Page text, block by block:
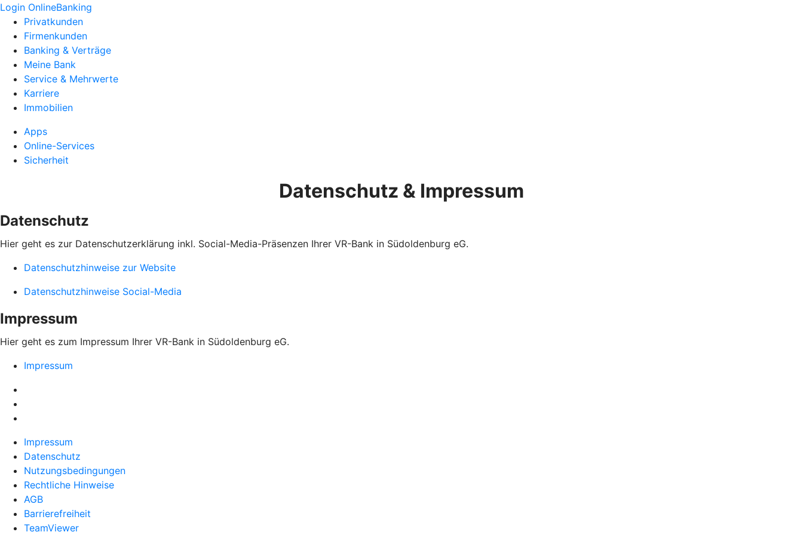
Login OnlineBanking
Privatkunden
Firmenkunden
Banking & Verträge
Meine Bank
Service & Mehrwerte
Karriere
Immobilien
Apps
Online-Services
Sicherheit
Datenschutz & Impressum
Datenschutz
Hier geht es zur Datenschutzerklärung inkl. Social-Media-Präsenzen Ihrer VR-Bank in Südoldenburg eG.
Datenschutzhinweise zur Website
Datenschutzhinweise Social-Media
Impressum
Hier geht es zum Impressum Ihrer VR-Bank in Südoldenburg eG.
Impressum
Impressum
Datenschutz
Nutzungsbedingungen
Rechtliche Hinweise
AGB
Barrierefreiheit
TeamViewer